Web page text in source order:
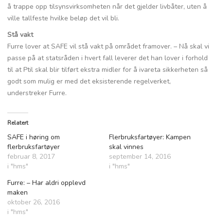
å trappe opp tilsynsvirksomheten når det gjelder livbåter, uten å
ville tallfeste hvilke beløp det vil bli.
Stå vakt
Furre lover at SAFE vil stå vakt på området framover. – Nå skal vi
passe på at statsråden i hvert fall leverer det han lover i forhold
til at Ptil skal blir tilført ekstra midler for å ivareta sikkerheten så
godt som mulig er med det eksisterende regelverket,
understreker Furre.
Relatert
SAFE i høring om
flerbruksfartøyer
februar 8, 2017
i "hms"
Flerbruksfartøyer: Kampen
skal vinnes
september 14, 2016
i "hms"
Furre: – Har aldri opplevd
maken
oktober 26, 2016
i "hms"